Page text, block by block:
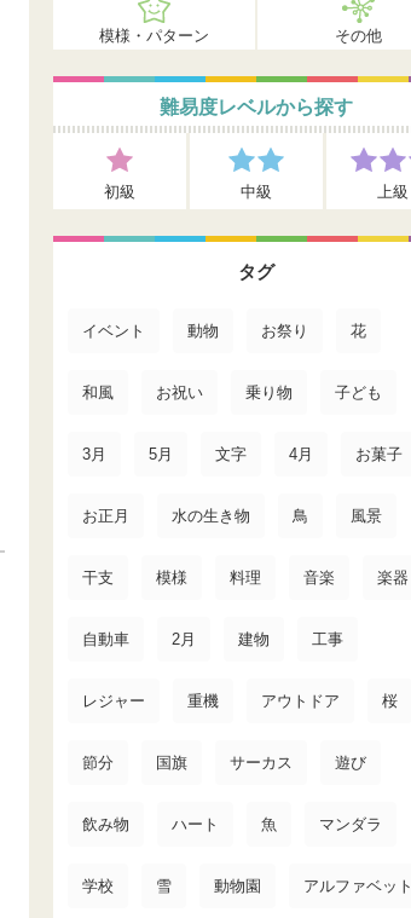
模様・パターン その他
難易度レベルから探す
初級 中級 上級
タグ
イベント 動物 お祭り 花
和風 お祝い 乗り物 子ども
3月 5月 文字 4月 お菓子
お正月 水の生き物 鳥 風景
干支 模様 料理 音楽 楽器
自動車 2月 建物 工事
レジャー 重機 アウトドア 桜
節分 国旗 サーカス 遊び
飲み物 ハート 魚 マンダラ
学校 雪 動物園 アルファベット